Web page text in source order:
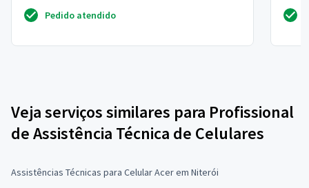
Pedido atendido
Veja serviços similares para Profissional
de Assistência Técnica de Celulares
Assistências Técnicas para Celular Acer em Niterói